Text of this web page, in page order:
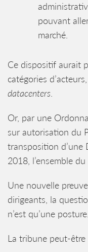
pouvant
marché.
Ce dispositif aurait
catégories
datacenters
Or, par une
sur autorisation du
transposition d’une
2018, l’ensemble
Une nouvelle
dirigeants, la
n’est qu’une posture.
La tribune peut-être